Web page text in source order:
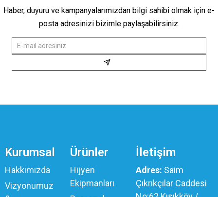
Haber, duyuru ve kampanyalarımızdan bilgi sahibi olmak için e-
posta adresinizi bizimle paylaşabilirsiniz.
Kurumsal
Hakkımızda
Vizyonumuz
Ürünler
Hijyen
Ekipmanları
İletişim
Adres: Saim
Çıkrıkçılar Caddesi